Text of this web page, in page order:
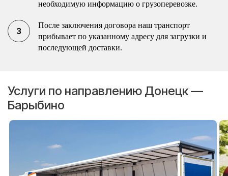
необходимую информацию о грузоперевозке.
После заключения договора наш транспорт
прибывает по указанному адресу для загрузки и
последующей доставки.
Услуги по направлению Донецк —
Барыбино